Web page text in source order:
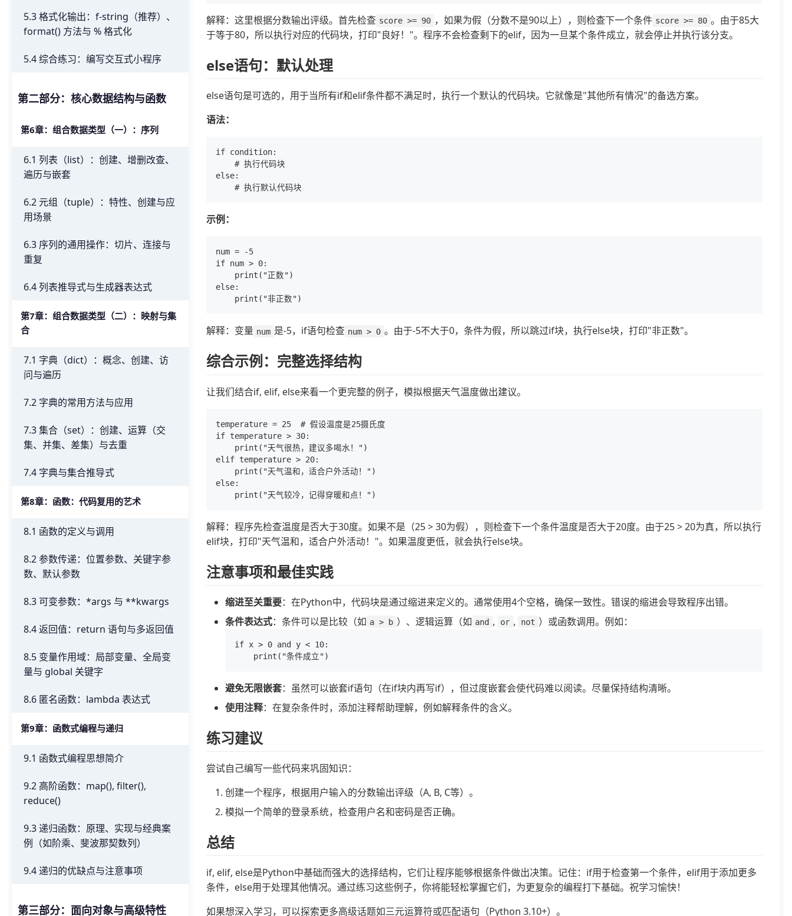
5.3 格式化输出：f-string（推荐）、
format() 方法与 % 格式化
5.4 综合练习：编写交互式小程序
第二部分：核心数据结构与函数
第6章：组合数据类型（一）：序列
6.1 列表（list）：创建、增删改查、
遍历与嵌套
6.2 元组（tuple）：特性、创建与应
用场景
6.3 序列的通用操作：切片、连接与
重复
6.4 列表推导式与生成器表达式
第7章：组合数据类型（二）：映射与集
合
7.1 字典（dict）：概念、创建、访
问与遍历
7.2 字典的常用方法与应用
7.3 集合（set）：创建、运算（交
集、并集、差集）与去重
7.4 字典与集合推导式
第8章：函数：代码复用的艺术
8.1 函数的定义与调用
8.2 参数传递：位置参数、关键字参
数、默认参数
8.3 可变参数：*args 与 **kwargs
8.4 返回值：return 语句与多返回值
8.5 变量作用域：局部变量、全局变
量与 global 关键字
8.6 匿名函数：lambda 表达式
第9章：函数式编程与递归
9.1 函数式编程思想简介
9.2 高阶函数：map(), filter(),
reduce()
9.3 递归函数：原理、实现与经典案
例（如阶乘、斐波那契数列）
9.4 递归的优缺点与注意事项
第三部分：面向对象与高级特性
解释：这里根据分数输出评级。首先检查 score >= 90 ，如果为假（分数不是90以上），则检查下一个条件 score >= 80 。由于85大
于等于80，所以执行对应的代码块，打印"良好！"。程序不会检查剩下的elif，因为一旦某个条件成立，就会停止并执行该分支。
else语句：默认处理
else语句是可选的，用于当所有if和elif条件都不满足时，执行一个默认的代码块。它就像是"其他所有情况"的备选方案。
语法：
if condition:
    # 执行代码块
else:
示例：
num = -5
if num > 0:
    print("正数")
else:
解释：变量 num 是-5，if语句检查 num > 0 。由于-5不大于0，条件为假，所以跳过if块，执行else块，打印"非正数"。
综合示例：完整选择结构
让我们结合if, elif, else来看一个更完整的例子，模拟根据天气温度做出建议。
temperature = 25  # 假设温度是25摄氏度
if temperature > 30:
    print("天气很热，建议多喝水！")
elif temperature > 20:
    print("天气温和，适合户外活动！")
else:
解释：程序先检查温度是否大于30度。如果不是（25 > 30为假），则检查下一个条件温度是否大于20度。由于25 > 20为真，所以执行
elif块，打印"天气温和，适合户外活动！"。如果温度更低，就会执行else块。
注意事项和最佳实践
缩进至关重要：在Python中，代码块是通过缩进来定义的。通常使用4个空格，确保一致性。错误的缩进会导致程序出错。
条件表达式：条件可以是比较（如 a > b ）、逻辑运算（如 and , or , not ）或函数调用。例如：
if x > 0 and y < 10:
避免无限嵌套：虽然可以嵌套if语句（在if块内再写if），但过度嵌套会使代码难以阅读。尽量保持结构清晰。
使用注释：在复杂条件时，添加注释帮助理解，例如解释条件的含义。
练习建议
尝试自己编写一些代码来巩固知识：
创建一个程序，根据用户输入的分数输出评级（A, B, C等）。
模拟一个简单的登录系统，检查用户名和密码是否正确。
总结
if, elif, else是Python中基础而强大的选择结构，它们让程序能够根据条件做出决策。记住：if用于检查第一个条件，elif用于添加更多
条件，else用于处理其他情况。通过练习这些例子，你将能轻松掌握它们，为更复杂的编程打下基础。祝学习愉快！
如果想深入学习，可以探索更多高级话题如三元运算符或匹配语句（Python 3.10+）。